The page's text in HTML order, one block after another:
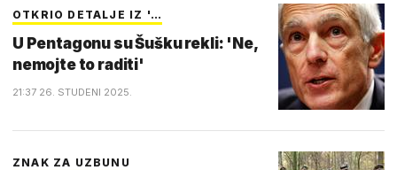
OTKRIO DETALJE IZ '…
U Pentagonu su Šušku rekli: 'Ne,
nemojte to raditi'
21:37 26. STUDENI 2025.
ZNAK ZA UZBUNU